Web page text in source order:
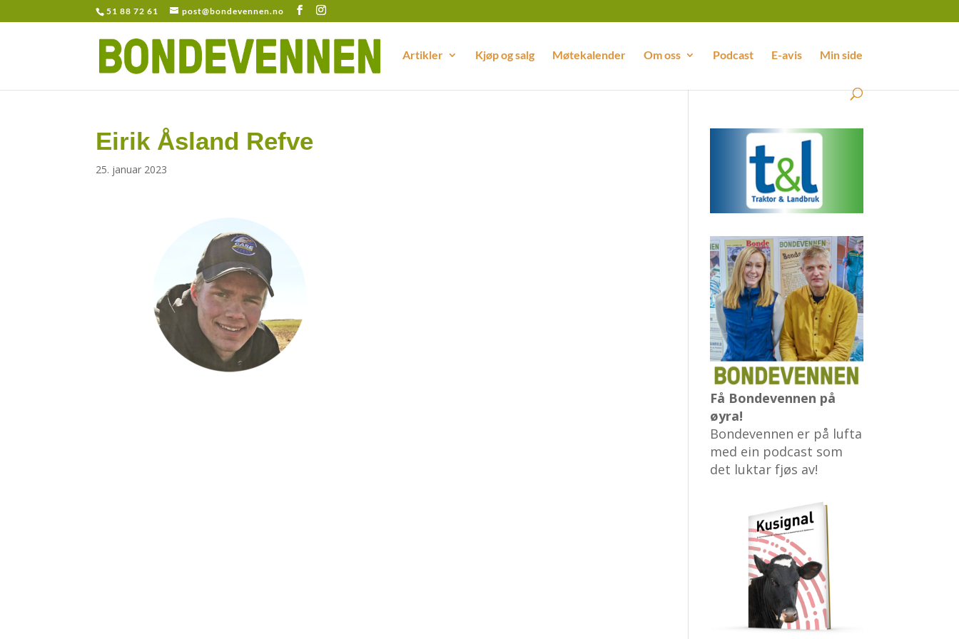
51 88 72 61 post@bondevennen.no
Artikler Kjøp og salg Møtekalender Om oss Podcast E-avis Min side
Eirik Åsland Refve
25. januar 2023
Få Bondevennen på
øyra!
Bondevennen er på lufta
med ein podcast som
det luktar fjøs av!